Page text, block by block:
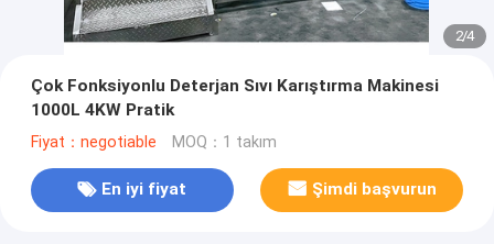
2/4
Çok Fonksiyonlu Deterjan Sıvı Karıştırma Makinesi
1000L 4KW Pratik
Fiyat：negotiable MOQ：1 takım
En iyi fiyat Şimdi başvurun